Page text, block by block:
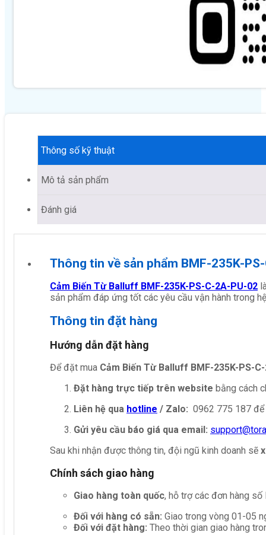
Thông số kỹ thuật
Mô tả sản phẩm
Đánh giá
Thông tin về sản phẩm BMF-235K-
Cảm Biến Từ Balluff BMF-235K-PS-C-2A-PU-02
sản phẩm đáp ứng tốt các yêu cầu vận hành trong
Thông tin đặt hàng
Hướng dẫn đặt hàng
Để đặt mua Cảm Biến Từ Balluff BMF-235K-PS-
Đặt hàng trực tiếp trên website bằng cách
Liên hệ qua hotline / Zalo: 0962 775 187
Gửi yêu cầu báo giá qua email:
Sau khi nhận được thông tin, đội ngũ kinh doanh sẽ
Chính sách giao hàng
Giao hàng toàn quốc, hỗ trợ các đơn hàng số
Đối với hàng có sẵn: Giao trong vòng 01-05
Đối với đặt hàng: Theo thời gian giao hàng